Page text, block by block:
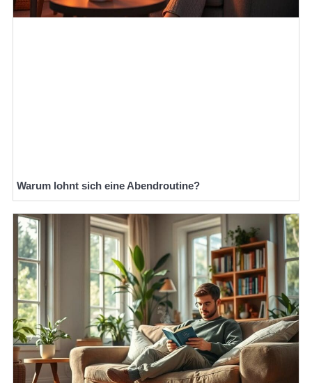
Warum lohnt sich eine Abendroutine?